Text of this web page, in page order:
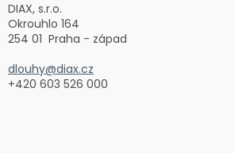
DIAX, s.r.o.
Okrouhlo 164
254 01 Praha - západ
dlouhy@diax.cz
+420 603 526 000